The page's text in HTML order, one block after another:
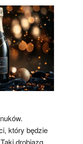
który będzie
drobiazg,